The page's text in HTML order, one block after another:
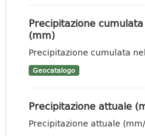
Precipitazione
(mm)
Precipitazione cumulata
Geocatalogo
Precipitazione attuale
Precipitazione attuale